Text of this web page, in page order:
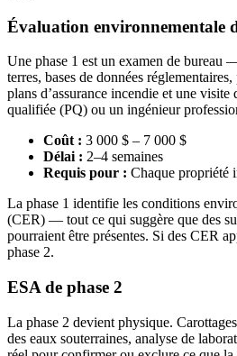
Évaluation environnementale
Une phase 1 est un examen de bureau
terres, bases de données
plans d’assurance incendie et une visite
qualifiée (PQ) ou un ingénieur
Coût : 3 000 $ – 7 000 $
Délai : 2–4 semaines
Requis pour : Chaque propriété
La phase 1 identifie les conditions
(CER) — tout ce qui suggère que des
pourraient être présentes. Si des CER
phase 2.
ESA de phase 2
La phase 2 devient physique.
des eaux souterraines, analyse de